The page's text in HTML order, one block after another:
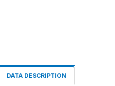
DATA DESCRIPTION